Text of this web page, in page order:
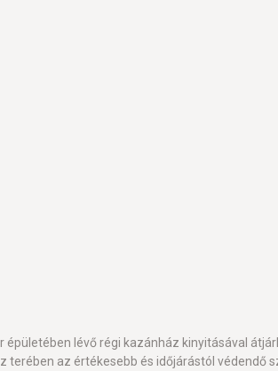
lévő régi kazánház kinyitásával
az értékesebb és időjárástól védendő